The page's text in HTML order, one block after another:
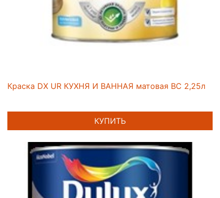
Краска DX UR КУХНЯ И ВАННАЯ матовая BC 2,25л
КУПИТЬ